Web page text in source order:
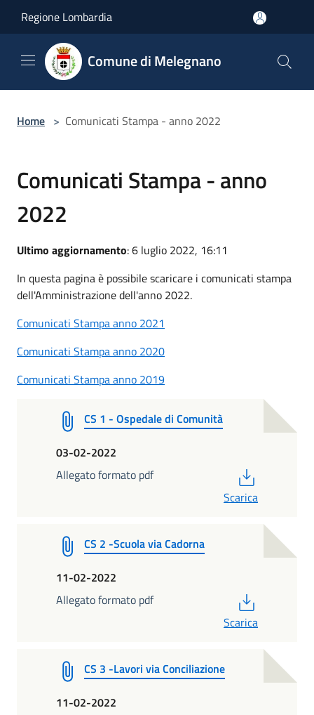
Regione Lombardia
Comune di Melegnano
Home > Comunicati Stampa - anno 2022
Comunicati Stampa - anno
2022
Ultimo aggiornamento: 6 luglio 2022, 16:11
In questa pagina è possibile scaricare i comunicati stampa
dell'Amministrazione dell'anno 2022.
Comunicati Stampa anno 2021
Comunicati Stampa anno 2020
Comunicati Stampa anno 2019
CS 1 - Ospedale di Comunità
03-02-2022
Allegato formato pdf
Scarica
CS 2 -Scuola via Cadorna
11-02-2022
Allegato formato pdf
Scarica
CS 3 -Lavori via Conciliazione
11-02-2022